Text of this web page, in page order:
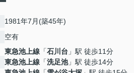
1981年7月(築45年)
空有
東急池上線 「石川台 」駅 徒歩11分
東急池上線 「洗足池」駅 徒歩14分